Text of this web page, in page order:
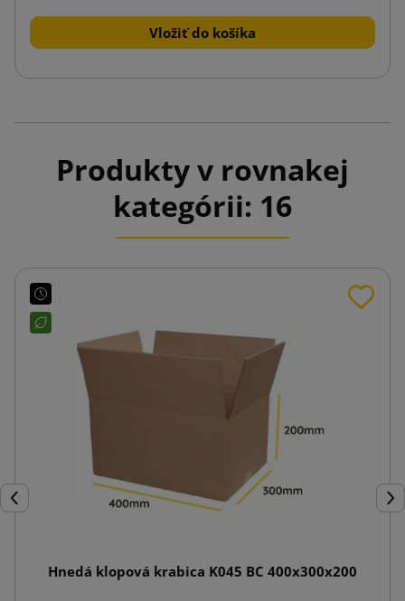
Vložiť do košíka
Produkty v rovnakej
kategórii: 16
Späť
Hnedá klopová krabica K045 BC 400x300x200